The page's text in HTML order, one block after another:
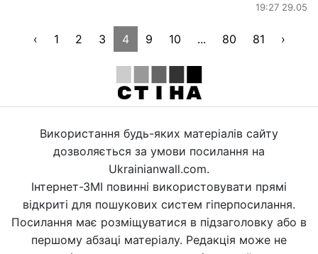
19:27 29.05
‹ 1 2 3 4 9 10 ... 80 81 ›
Використання будь-яких матеріалів сайту
дозволяється за умови посилання на
Ukrainianwall.com.
Інтернет-ЗМІ повинні використовувати прямі
відкриті для пошукових систем гіперпосилання.
Посилання має розміщуватися в підзаголовку або в
першому абзаці матеріалу. Редакція може не